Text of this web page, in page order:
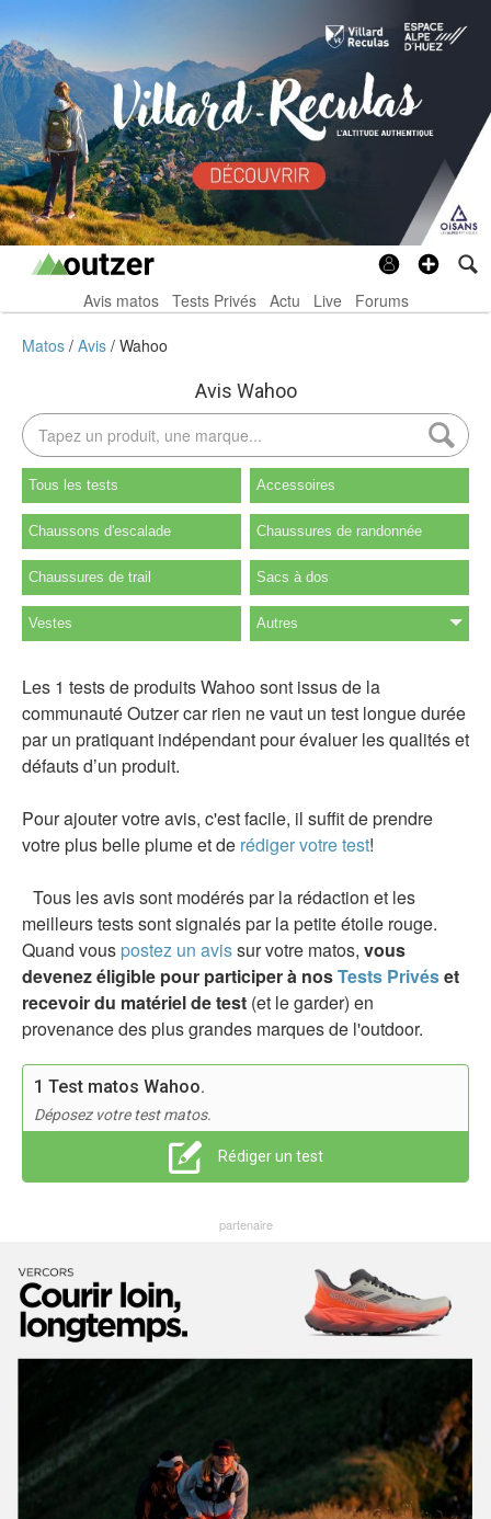
Avis matos Tests Privés Actu Live Forums
Matos Avis Wahoo
Avis Wahoo
Tous les tests Accessoires
Chaussons d'escalade Chaussures de randonnée
Chaussures de trail Sacs à dos
Vestes Autres
Les 1 tests de produits Wahoo sont issus de la
communauté Outzer car rien ne vaut un test longue durée
par un pratiquant indépendant pour évaluer les qualités et
défauts d’un produit.
Pour ajouter votre avis, c'est facile, il suffit de prendre
votre plus belle plume et de rédiger votre test!
Tous les avis sont modérés par la rédaction et les
meilleurs tests sont signalés par la petite étoile rouge.
Quand vous postez un avissur votre matos, vous
devenez éligible pour participer à nosTests Privéset
recevoir du matériel de test (et le garder) en
provenance des plus grandes marques de l'outdoor.
1 Test matos Wahoo.
Déposez votre test matos.
Rédiger un test